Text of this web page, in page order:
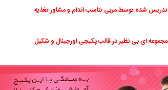
تدریس شده توسط مربی تناسب اندام و مشاور تغذیه
مجموعه ای بی نظیر در قالب پکیجی اورجینال و شکیل